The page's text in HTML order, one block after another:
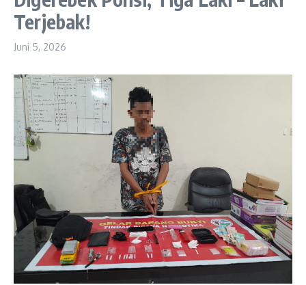
Terjebak!
Juni 5, 2026